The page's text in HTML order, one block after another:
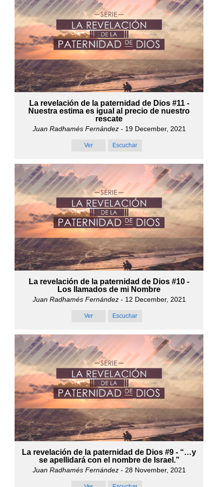
La revelación de la paternidad de Dios #11 -
Nuestra estima es igual al precio de nuestro
rescate
Juan Radhamés Fernández- 19 December, 2021
Ver Escuchar
La revelación de la paternidad de Dios #10 -
Los llamados de mi Nombre
Juan Radhamés Fernández- 12 December, 2021
Ver Escuchar
La revelación de la paternidad de Dios #9 - “…y
se apellidará con el nombre de Israel.”
Juan Radhamés Fernández- 28 November, 2021